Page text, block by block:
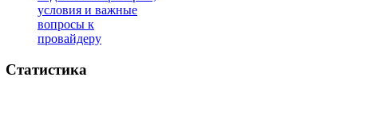
условия и важные
вопросы к
провайдеру
Статистика